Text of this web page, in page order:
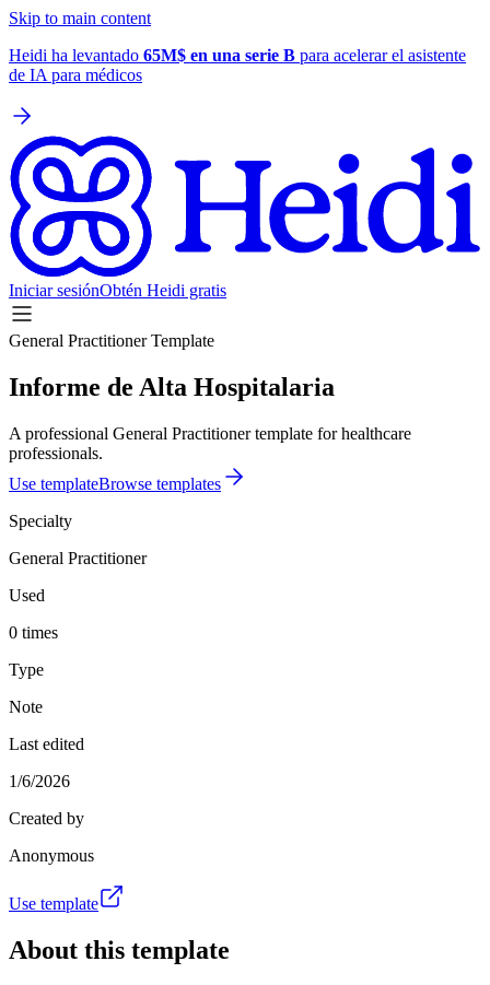
Skip to main content
Heidi ha levantado 65M$ en una serie B para acelerar el asistente
de IA para médicos
Iniciar sesiónObtén Heidi gratis
General Practitioner Template
Informe de Alta Hospitalaria
A professional General Practitioner template for healthcare
professionals.
Use templateBrowse templates
Specialty
General Practitioner
Used
0 times
Type
Note
Last edited
1/6/2026
Created by
Anonymous
Use template
About this template